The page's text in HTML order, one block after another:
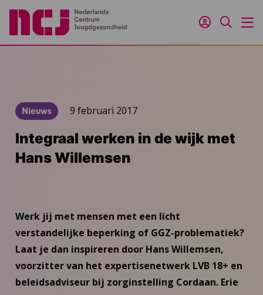
Inloggen
Zoeken
Nieuws 9 februari 2017
Integraal werken in de wijk met
Hans Willemsen
Werk jij met mensen met een licht
verstandelijke beperking of GGZ-problematiek?
Laat je dan inspireren door Hans Willemsen,
voorzitter van het expertisenetwerk LVB 18+ en
beleidsadviseur bij zorginstelling Cordaan. Erie